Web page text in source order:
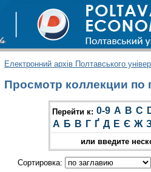
Електронний архів Полтавського
Просмотр коллекции по
Перейти к: 0-9 A B C
А Б В Г Ґ Д Е Є Ж
или введите
Сортировка: